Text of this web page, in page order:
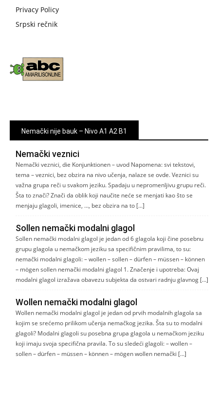
Privacy Policy
Srpski rečnik
Nemački nije bauk – Nivo A1 A2 B1
Nemački veznici
Nemački veznici, die Konjunktionen – uvod Napomena: svi tekstovi,
tema – veznici, bez obzira na nivo učenja, nalaze se ovde. Veznici su
važna grupa reči u svakom jeziku. Spadaju u nepromenljivu grupu reči.
Šta to znači? Znači da oblik koji naučite neće se menjati kao što se
menjaju glagoli, imenice, …, bez obzira na to […]
Sollen nemački modalni glagol
Sollen nemački modalni glagol je jedan od 6 glagola koji čine posebnu
grupu glagola u nemačkom jeziku sa specifičnim pravilima, to su:
nemački modalni glagoli: – wollen – sollen – dürfen – müssen – können
– mögen sollen nemački modalni glagol 1. Značenje i upotreba: Ovaj
modalni glagol izražava obavezu subjekta da ostvari radnju glavnog […]
Wollen nemački modalni glagol
Wollen nemački modalni glagol je jedan od prvih modalnih glagola sa
kojim se srećemo prilikom učenja nemačkog jezika. Šta su to modalni
glagoli? Modalni glagoli su posebna grupa glagola u nemačkom jeziku
koji imaju svoja specifična pravila. To su sledeći glagoli: – wollen –
sollen – dürfen – müssen – können – mögen wollen nemački […]